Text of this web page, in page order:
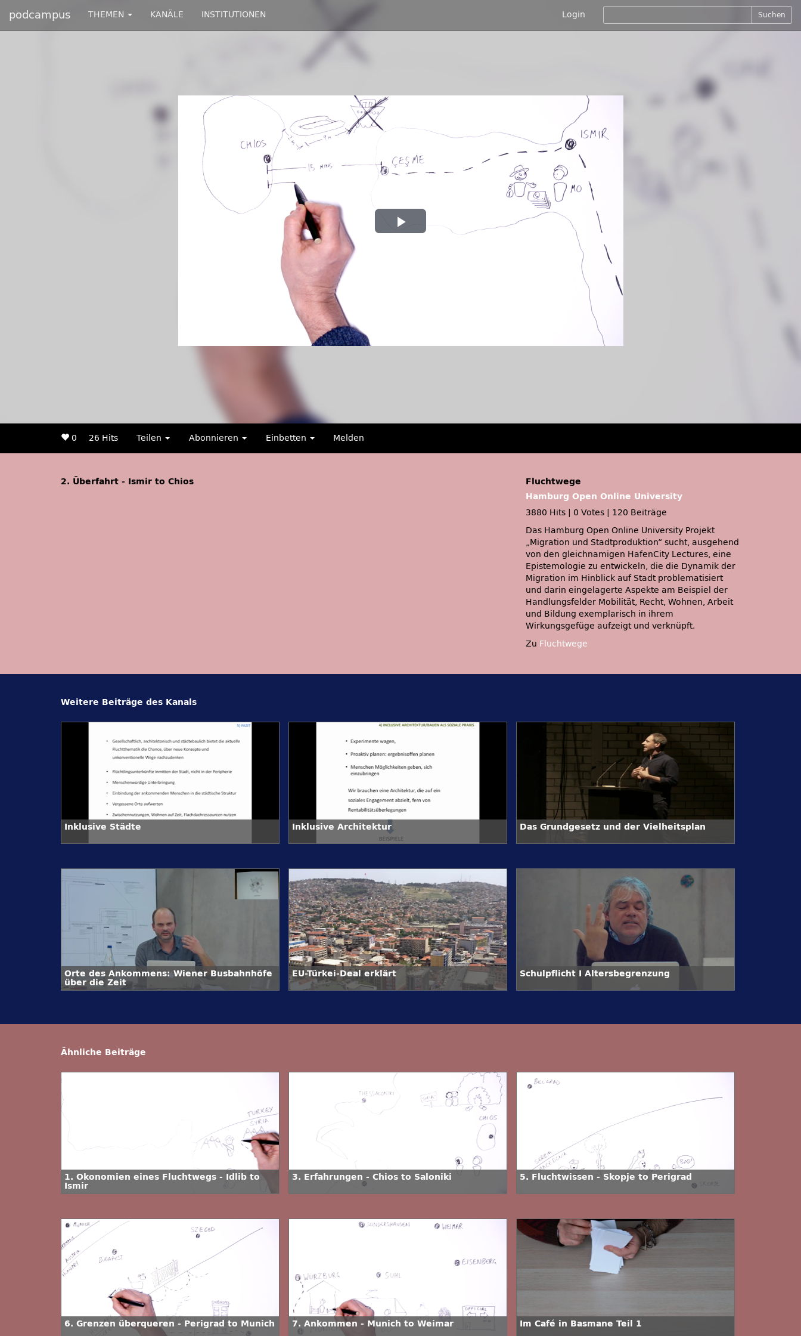
podcampus THEMEN KANÄLE INSTITUTIONEN Login Suchen
Play
0 26 Hits Teilen Abonnieren Einbetten Melden
2. Überfahrt - Ismir to Chios
Fluchtwege
Hamburg Open Online University
3880 Hits
0 Votes
120 Beiträge
Das Hamburg Open Online University Projekt
„Migration und Stadtproduktion“ sucht, ausgehend
von den gleichnamigen HafenCity Lectures, eine
Epistemologie zu entwickeln, die die Dynamik der
Migration im Hinblick auf Stadt problematisiert
und darin eingelagerte Aspekte am Beispiel der
Handlungsfelder Mobilität, Recht, Wohnen, Arbeit
und Bildung exemplarisch in ihrem
Wirkungsgefüge aufzeigt und verknüpft.
Zu Fluchtwege
Weitere Beiträge des Kanals
Inklusive Städte Inklusive Architektur Das Grundgesetz und der Vielheitsplan
Orte des Ankommens: Wiener Busbahnhöfe
über die Zeit
EU-Türkei-Deal erklärt Schulpflicht I Altersbegrenzung
Ähnliche Beiträge
1. Ökonomien eines Fluchtwegs - Idlib to
Ismir
3. Erfahrungen - Chios to Saloniki 5. Fluchtwissen - Skopje to Perigrad
6. Grenzen überqueren - Perigrad to Munich 7. Ankommen - Munich to Weimar Im Café in Basmane Teil 1